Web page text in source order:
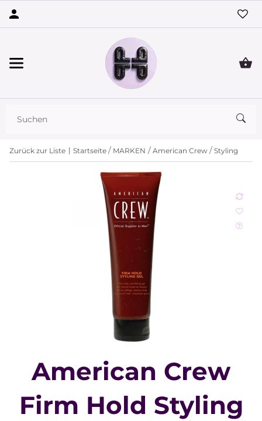
Zurück zur Liste Startseite MARKEN American Crew Styling
American Crew
Firm Hold Styling